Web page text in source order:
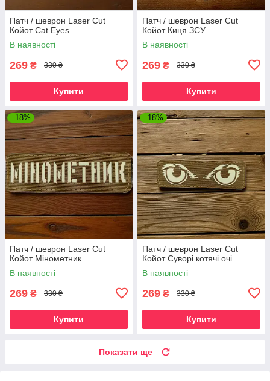
Патч / шеврон Laser Cut
Койот Cat Eyes
В наявності
269 ₴ 330 ₴
Купити
Патч / шеврон Laser Cut
Койот Киця ЗСУ
В наявності
269 ₴ 330 ₴
Купити
–18%
Патч / шеврон Laser Cut
Койот Мінометник
В наявності
269 ₴ 330 ₴
Купити
–18%
Патч / шеврон Laser Cut
Койот Суворі котячі очі
В наявності
269 ₴ 330 ₴
Купити
Показати ще